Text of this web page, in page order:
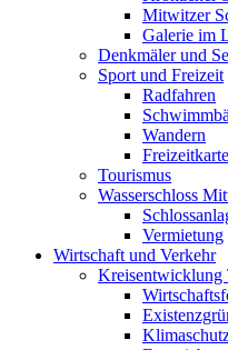
Mitwitzer
Galerie im
Denkmäler und
Sport und Freizeit
Radfahren
Wandern
Tourismus
Wasserschloss
Vermietung
Wirtschaft und Verkehr
Kreisentwicklung